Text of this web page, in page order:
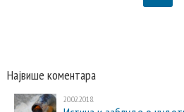
Највише коментара
20.02.2018.